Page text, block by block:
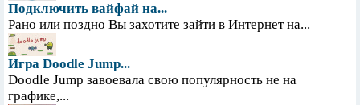
Подключить вайфай на...
Рано или поздно Вы захотите зайти в Интернет на...
Игра Doodle Jump...
Doodle Jump завоевала свою популярность не на
графике,...